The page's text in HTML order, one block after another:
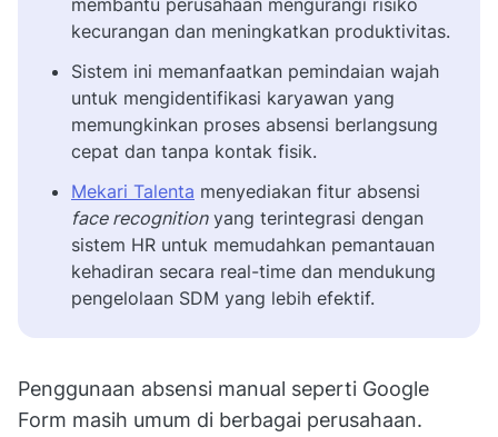
kecurangan dan meningkatkan produktivitas.
Sistem ini memanfaatkan pemindaian wajah
untuk mengidentifikasi karyawan yang
memungkinkan proses absensi berlangsung
cepat dan tanpa kontak fisik.
Mekari Talenta menyediakan fitur absensi
face recognitionyang terintegrasi dengan
sistem HR untuk memudahkan pemantauan
kehadiran secara real-time dan mendukung
pengelolaan SDM yang lebih efektif.
Penggunaan absensi manual seperti Google
Form masih umum di berbagai perusahaan.